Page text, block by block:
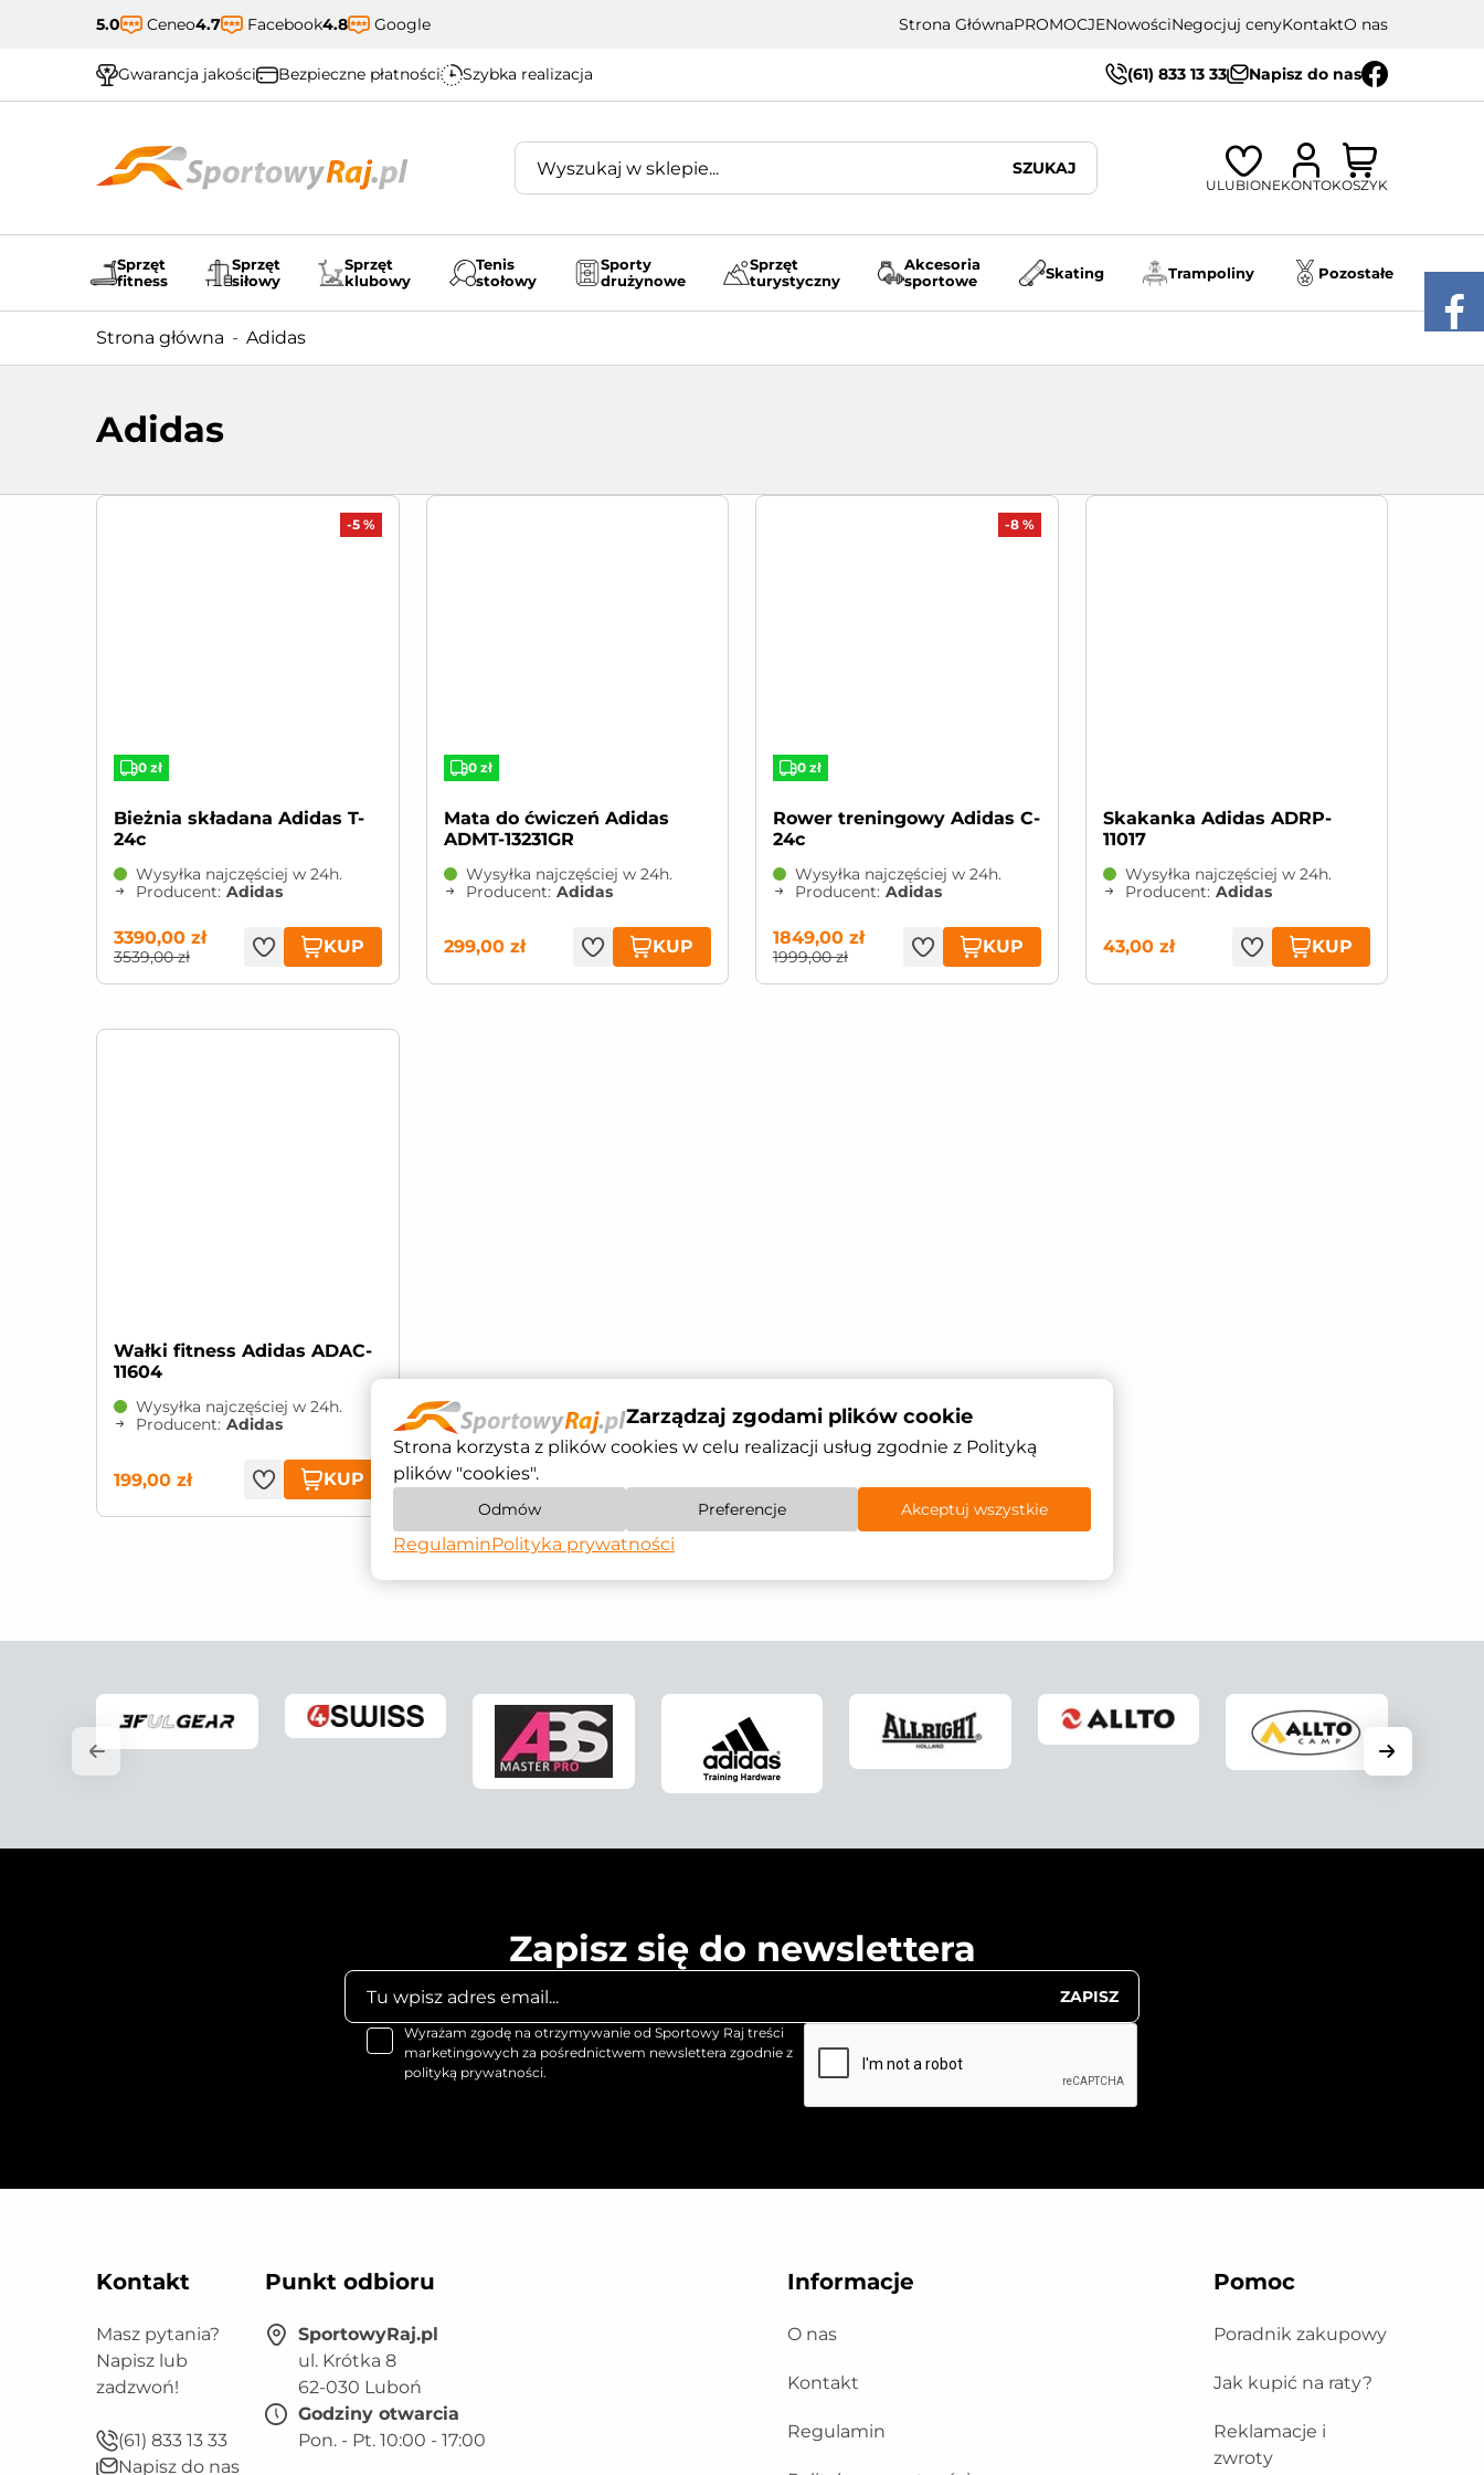
5.0 Ceneo4.7 Facebook4.8 Google Strona GłównaPROMOCJENowościNegocjuj cenyKontaktO nas
Gwarancja jakości Bezpieczne płatności Szybka realizacja (61) 833 13 33 Napisz do nas
SZUKAJ
ULUBIONEKONTOKOSZYK
Sprzęt
fitness
Sprzęt
siłowy
Sprzęt
klubowy
Tenis
stołowy
Sporty
drużynowe
Sprzęt
turystyczny
Akcesoria
sportowe
Skating Trampoliny Pozostałe
Strona główna Adidas
Adidas
0 zł
Bieżnia składana Adidas T-
24c
Wysyłka najczęściej w 24h.
Producent: Adidas
3390,00 zł
3539,00
KUP
-5 %
0 zł
Mata do ćwiczeń Adidas
ADMT-13231GR
Wysyłka najczęściej w 24h.
Producent: Adidas
299,00 zł KUP
0 zł
Rower treningowy Adidas C-
24c
Wysyłka najczęściej w 24h.
Producent: Adidas
1849,00 zł
1999,00
KUP
-8 %
Skakanka Adidas ADRP-
11017
Wysyłka najczęściej w 24h.
Producent: Adidas
43,00 zł KUP
Wałki fitness Adidas ADAC-
11604
Wysyłka najczęściej w 24h.
Producent: Adidas
199,00 zł KUP
Zapisz się do newslettera
ZAPISZ
Wyrażam zgodę na otrzymywanie od Sportowy Raj treści
marketingowych za pośrednictwem newslettera zgodnie z
polityką prywatności.
Kontakt
Masz pytania?
Napisz lub
zadzwoń!
(61) 833 13 33
Napisz do nas
Punkt odbioru
SportowyRaj.pl
ul. Krótka 8
62-030 Luboń
Godziny otwarcia
Pon. - Pt. 10:00 - 17:00
Informacje
O nas
Kontakt
Regulamin
Pomoc
Poradnik zakupowy
Jak kupić na raty?
Reklamacje i
zwroty
Zarządzaj zgodami plików cookie
Strona korzysta z plików cookies w celu realizacji usług zgodnie z Polityką
plików "cookies".
Odmów Preferencje Akceptuj wszystkie
RegulaminPolityka prywatności